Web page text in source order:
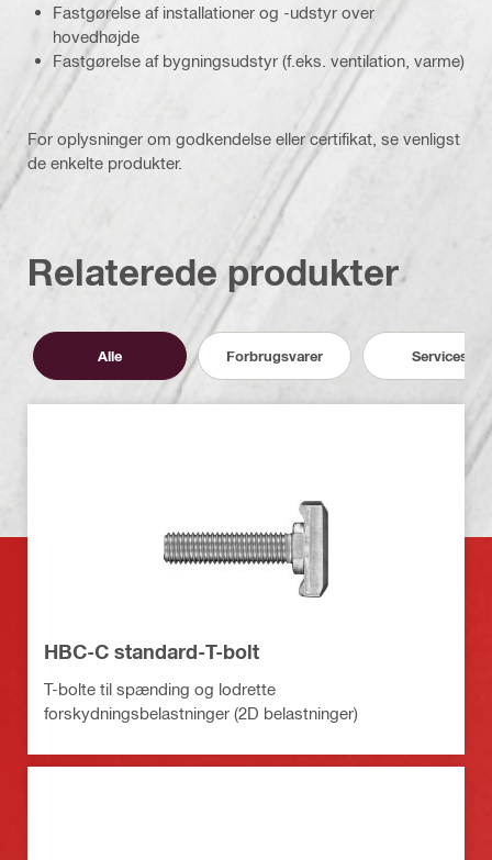
Fastgørelse af installationer og -udstyr over
hovedhøjde
Fastgørelse af bygningsudstyr (f.eks. ventilation, varme)
For oplysninger om godkendelse eller certifikat, se venligst
de enkelte produkter.
Relaterede produkter
Alle Forbrugsvarer Services
HBC-C standard-T-bolt
T-bolte til spænding og lodrette
forskydningsbelastninger (2D belastninger)